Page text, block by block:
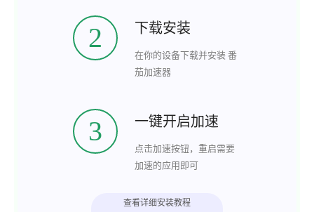
2 下载安装
在你的设备下载并安装 番
茄加速器
3 一键开启加速
点击加速按钮，重启需要
加速的应用即可
查看详细安装教程